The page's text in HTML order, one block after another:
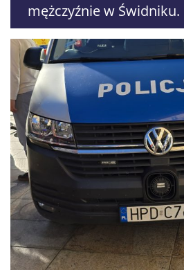
mężczyźnie w Świdniku.
ból w klatce piersiowej